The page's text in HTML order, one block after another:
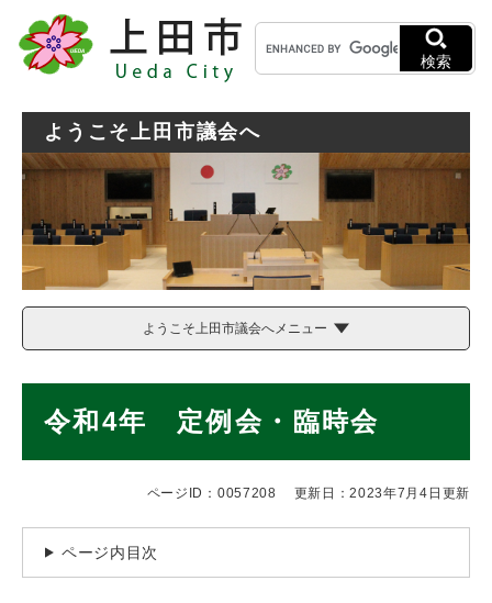
メニューを飛ばして本文へ
キ
ー
ワ
検索
ようこそ上田市議会へ
ようこそ上田市議会へメニュー
令和4年 定例会・臨時会
ページID：0057208 更新日：2023年7月4日更新
ページ内目次